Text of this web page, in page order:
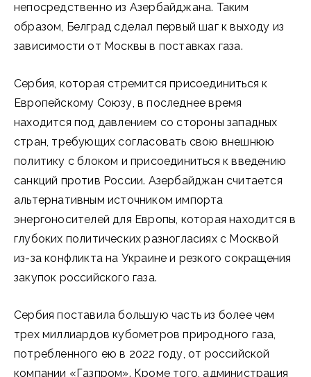
непосредственно из Азербайджана. Таким
образом, Белград сделал первый шаг к выходу из
зависимости от Москвы в поставках газа.
Сербия, которая стремится присоединиться к
Европейскому Союзу, в последнее время
находится под давлением со стороны западных
стран, требующих согласовать свою внешнюю
политику с блоком и присоединиться к введению
санкций против России. Азербайджан считается
альтернативным источником импорта
энергоносителей для Европы, которая находится в
глубоких политических разногласиях с Москвой
из-за конфликта на Украине и резкого сокращения
закупок российского газа.
Сербия поставила большую часть из более чем
трех миллиардов кубометров природного газа,
потребленного ею в 2022 году, от российской
компании «Газпром». Кроме того, администрация